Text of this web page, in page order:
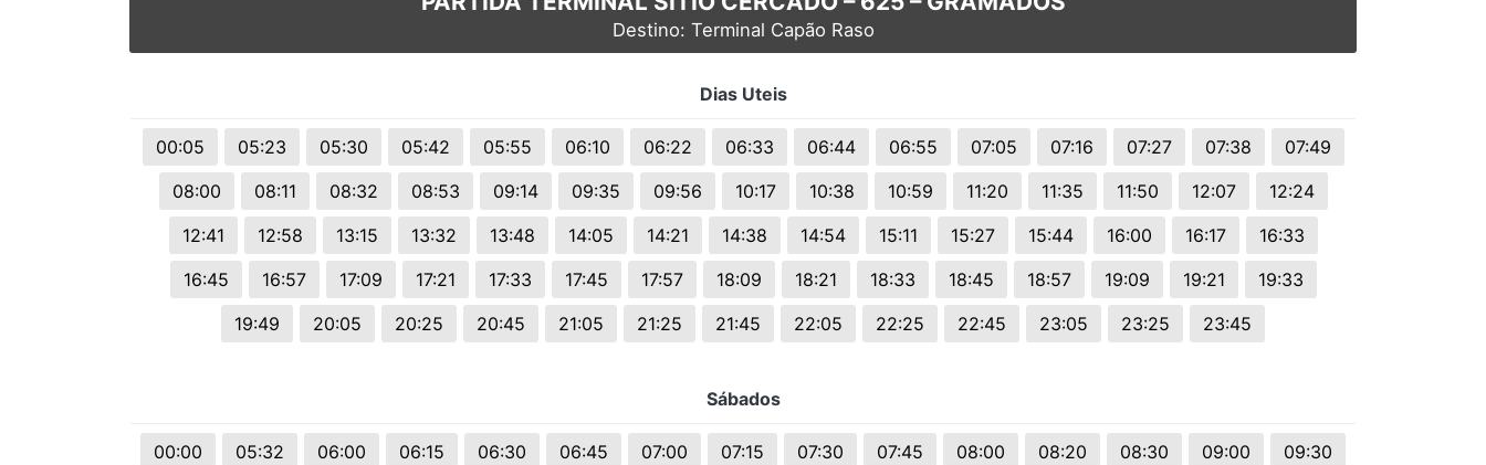
Destino: Terminal Capão Raso
Dias Uteis
00:05 05:23 05:30 05:42 05:55 06:10 06:22 06:33 06:44 06:55 07:05 07:16 07:27 07:38
07:49
08:00
08:11 08:32 08:53 09:14 09:35 09:56 10:17 10:38 10:59 11:20 11:35 11:50 12:07
12:24
12:41
12:58 13:15 13:32 13:48 14:05 14:21 14:38 14:54 15:11 15:27 15:44 16:00 16:17
16:33
16:45
16:57 17:09 17:21 17:33 17:45 17:57 18:09 18:21 18:33 18:45 18:57 19:09 19:21
19:33
19:49
20:05 20:25 20:45 21:05 21:25 21:45 22:05 22:25 22:45 23:05 23:25 23:45
Sábados
00:00 05:32 06:00 06:15 06:30 06:45 07:00 07:15 07:30 07:45 08:00 08:20 08:30 09:00
09:30